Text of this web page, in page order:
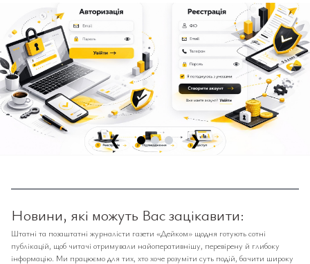
❮ ❯
Новини, які можуть Вас зацікавити:
Штатні та позаштатні журналісти газети «Дейком» щодня готують сотні
публікацій, щоб читачі отримували найоперативнішу, перевірену й глибоку
інформацію. Ми працюємо для тих, хто хоче розуміти суть подій, бачити широку